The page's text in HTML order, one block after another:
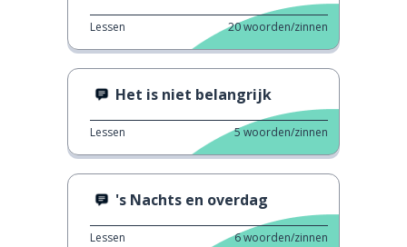
Lessen 20woorden/zinnen
Het is niet belangrijk
Lessen 5woorden/zinnen
's Nachts en overdag
Lessen 6woorden/zinnen